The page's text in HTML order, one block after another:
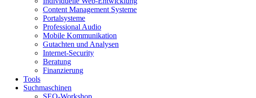
Content Management Systeme
Portalsysteme
Professional Audio
Mobile Kommunikation
Gutachten und Analysen
Internet-Security
Beratung
Finanzierung
Tools
Suchmaschinen
SEO-Workshop